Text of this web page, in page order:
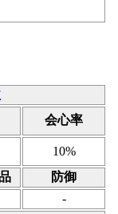
会心率
10%
防御
-